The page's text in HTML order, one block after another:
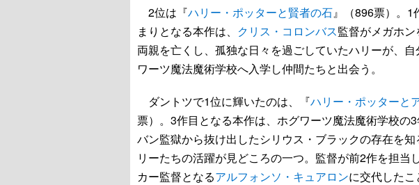
2位は『ハリー・ポッターと賢者の石』（896票）。1
まりとなる本作は、 クリス・コロンバス監督がメガホン
両親を亡くし、孤独な日々を過ごしていたハリーが、
ワーツ魔法魔術学校へ入学し仲間たちと出会う。
ダントツで1位に輝いたのは、『ハリー・ポッターと
票）。3作目となる本作は、ホグワーツ魔法魔術学校の
バン監獄から抜け出したシリウス・ブラックの存在を
リーたちの活躍が見どころの一つ。監督が前2作を担当
カー監督となるアルフォンソ・キュアロンに交代した